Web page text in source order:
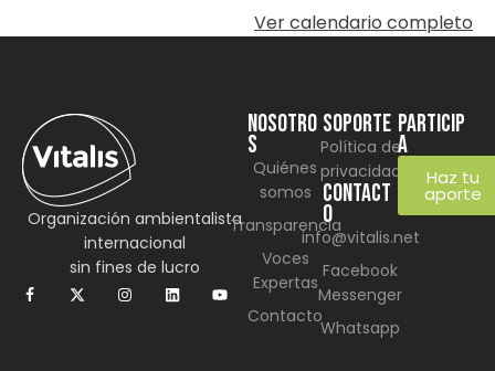
Ver calendario completo
Organización ambientalista
internacional
sin fines de lucro
NOSOTRO
S
Quiénes
somos
Transparencia
Voces
Expertas
Contacto
SOPORTE
Política de
privacidad
CONTACT
O
info@vitalis.net
Facebook
Messenger
Whatsapp
Particip
a
Haz tu
aporte